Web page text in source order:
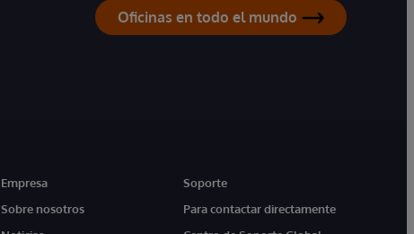
Oficinas en todo el mundo
Empresa
Sobre nosotros
Soporte
Para contactar directamente